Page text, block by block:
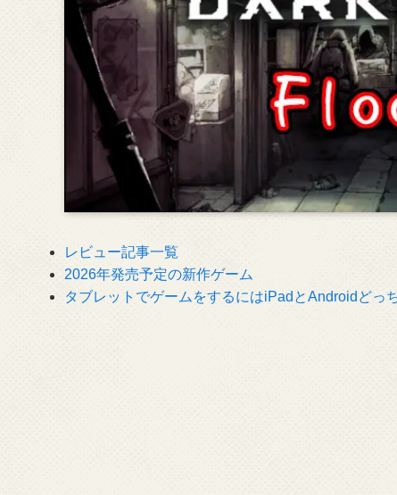
レビュー記事一覧
2026年発売予定の新作ゲーム
タブレットでゲームをするにはiPadとAndroidどっ